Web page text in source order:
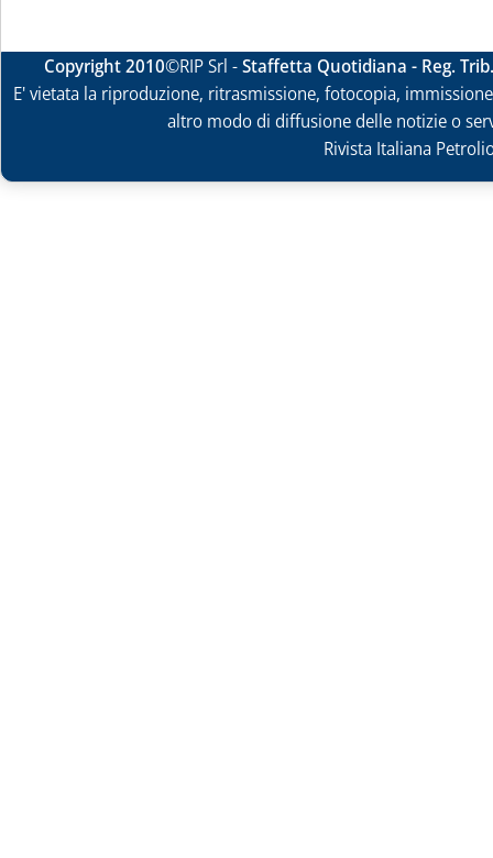
Copyright 2010©RIP Srl -Staffetta Quotidiana - Reg.
E' vietata la riproduzione, ritrasmissione, fotocopia,
altro modo di diffusione delle notizie o
Rivista Italiana